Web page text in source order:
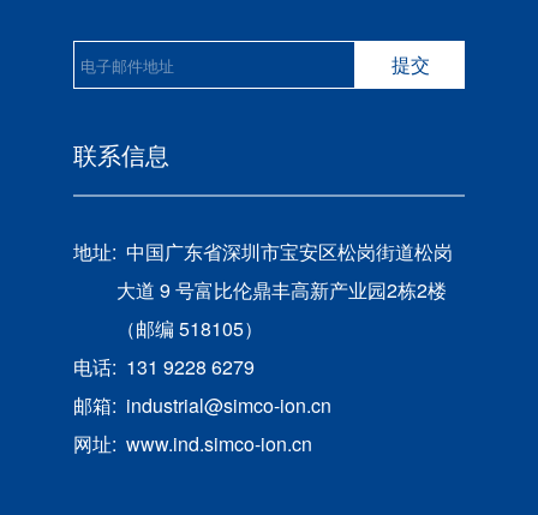
提交
联系信息
地址: 中国广东省深圳市宝安区松岗街道松岗
大道 9 号富比伦鼎丰高新产业园2栋2楼
（邮编 518105）
电话: 131 9228 6279
邮箱: industrial@simco-ion.cn
网址: www.ind.simco-ion.cn